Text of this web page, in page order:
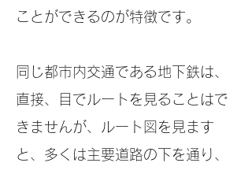
ことができるのが特徴です。
同じ都市内交通である地下鉄は、
直接、目でルートを見ることはで
きませんが、ルート図を見ます
と、多くは主要道路の下を通り、